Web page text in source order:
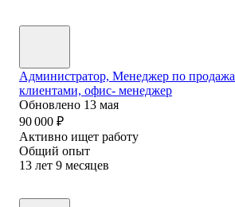
Администратор, Менеджер по
клиентами, офис- менеджер
Обновлено 13 мая
90 000 ₽
Активно ищет работу
Общий опыт
13 лет 9 месяцев